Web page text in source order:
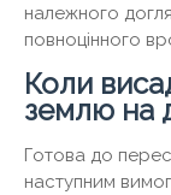
належного
повноцінного
Коли
землю на
Готова до
наступним